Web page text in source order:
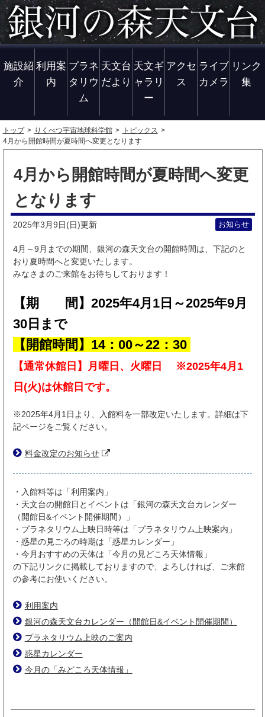
施設紹
介
利用案
内
プラネ
タリウ
ム
天文台
だより
天文ギ
ャラリ
ー
アクセ
ス
ライブ
カメラ
リンク
集
トップ りくべつ宇宙地球科学館
トピックス
4月から開館時間が夏時間へ変更となります
4月から開館時間が夏時間へ変更
となります
2025年3月9日(日)更新 お知らせ
4月～9月までの期間、銀河の森天文台の開館時間は、下記のと
おり夏時間へと変更いたします。
みなさまのご来館をお待ちしております！
【期 間】2025年4月1日～2025年9月
30日まで
【開館時間】14：00～22：30
【通常休館日】月曜日、火曜日 ※2025年4月1
日(火)は休館日です。
※2025年4月1日より、入館料を一部改定いたします。詳細は下
記ページをご覧ください。
料金改定のお知らせ
・入館料等は「利用案内」
・天文台の開館日とイベントは「銀河の森天文台カレンダー
（開館日&イベント開催期間）」
・プラネタリウム上映日時等は「プラネタリウム上映案内」
・惑星の見ごろの時期は「惑星カレンダー」
・今月おすすめの天体は「今月の見どころ天体情報」
の下記リンクに掲載しておりますので、よろしければ、ご来館
の参考にお使いください。
利用案内
銀河の森天文台カレンダー（開館日&イベント開催期間）
プラネタリウム上映のご案内
惑星カレンダー
今月の「みどころ天体情報」